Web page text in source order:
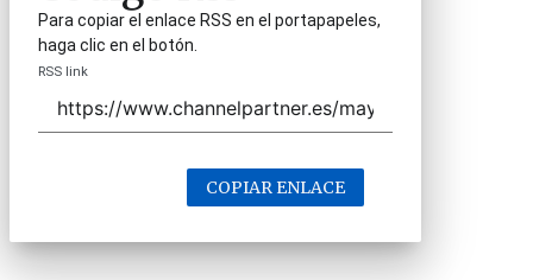
Para copiar el enlace RSS en el portapapeles,
haga clic en el botón.
RSS link
COPIAR ENLACE